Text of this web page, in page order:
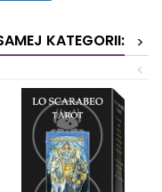
KATEGORII:
>
<